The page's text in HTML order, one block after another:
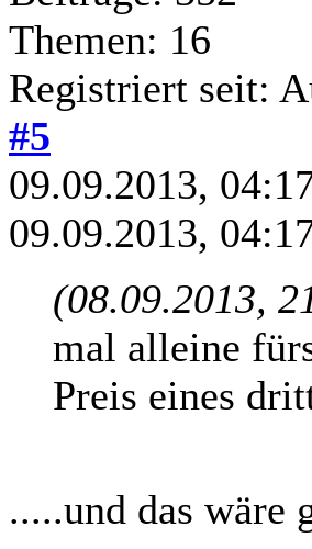
Themen: 16
Registriert seit:
#5
09.09.2013,
09.09.2013,
(08.09.2013,
mal alleine
Preis eines
.....und das wäre